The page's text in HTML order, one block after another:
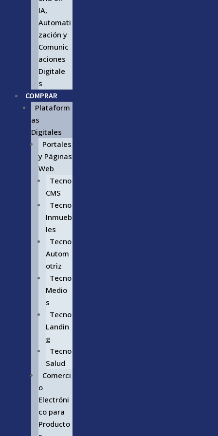
IA,
Automati
zación y
Comunic
aciones
Digitale
s
COMPRAR
Plataform
as
Digitales
Portales
y Páginas
Web
Tecno
CMS
Tecno
Inmueb
les
Tecno
Autom
otriz
Tecno
Medio
s
Tecno
Landin
g
Tecno
Salud
Comerci
o
Electróni
co para
Producto